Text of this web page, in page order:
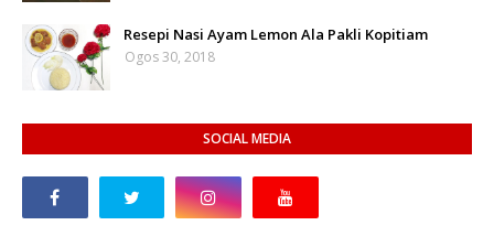
Resepi Nasi Ayam Lemon Ala Pakli Kopitiam
Ogos 30, 2018
SOCIAL MEDIA